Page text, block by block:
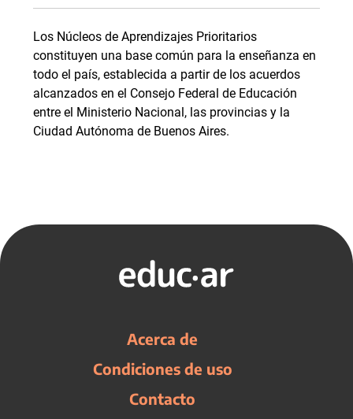
Los Núcleos de Aprendizajes Prioritarios
constituyen una base común para la enseñanza en
todo el país, establecida a partir de los acuerdos
alcanzados en el Consejo Federal de Educación
entre el Ministerio Nacional, las provincias y la
Ciudad Autónoma de Buenos Aires.
Acerca de
Condiciones de uso
Contacto